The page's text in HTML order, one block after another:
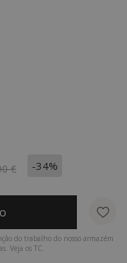
€ -34%
do trabalho do nosso armazém
Veja os TC.